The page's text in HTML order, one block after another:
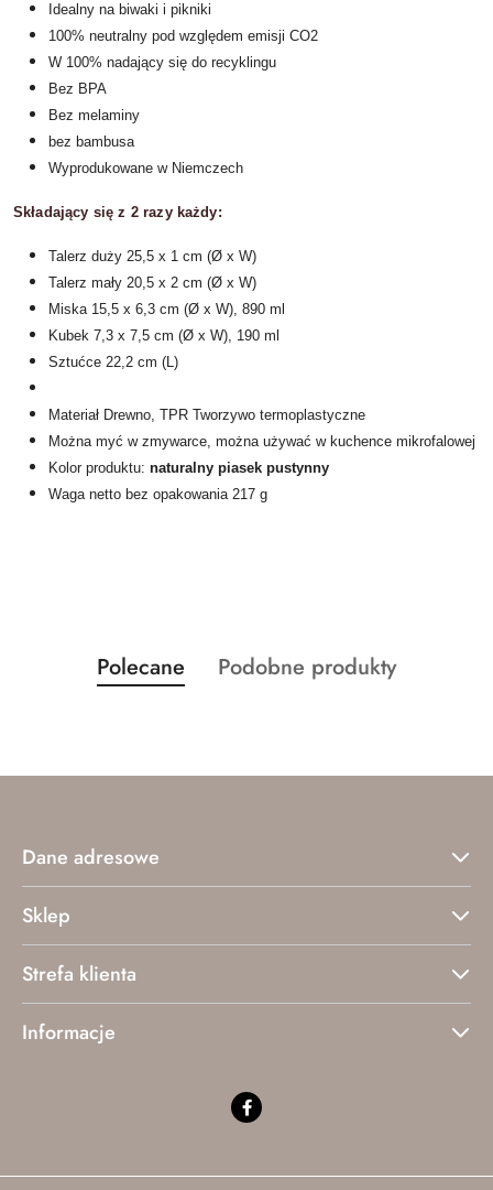
Idealny na biwaki i pikniki
100% neutralny pod względem emisji CO2
W 100% nadający się do recyklingu
Bez BPA
Bez melaminy
bez bambusa
Wyprodukowane w Niemczech
Składający się z 2 razy każdy:
Talerz duży 25,5 x 1 cm (Ø x W)
Talerz mały 20,5 x 2 cm (Ø x W)
Miska 15,5 x 6,3 cm (Ø x W), 890 ml
Kubek 7,3 x 7,5 cm (Ø x W), 190 ml
Sztućce 22,2 cm (L)
Materiał Drewno, TPR Tworzywo termoplastyczne
Można myć w zmywarce, można używać w kuchence mikrofalowej
Kolor produktu: naturalny piasek pustynny
Waga netto bez opakowania 217 g
Pomiń karuzelę produktów
Produkty
o
Polecane
Produkty
Podobne produkty
Dane adresowe
Sklep
Strefa klienta
Informacje